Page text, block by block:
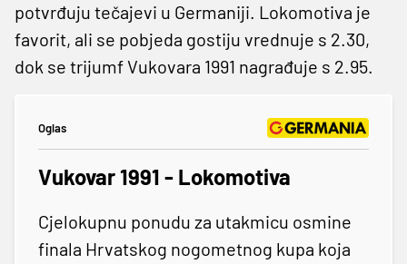
potvrđuju tečajevi u Germaniji. Lokomotiva je
favorit, ali se pobjeda gostiju vrednuje s 2.30,
dok se trijumf Vukovara 1991 nagrađuje s 2.95.
Oglas
Vukovar 1991 - Lokomotiva
Cjelokupnu ponudu za utakmicu osmine
finala Hrvatskog nogometnog kupa koja